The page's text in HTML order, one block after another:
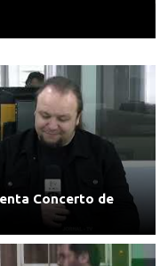
Concerto de